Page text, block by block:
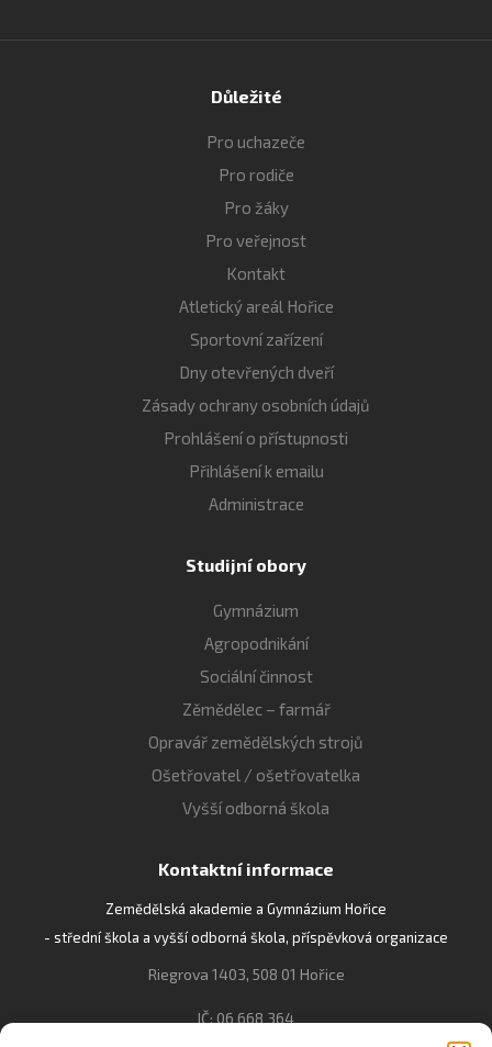
Důležité
Pro uchazeče
Pro rodiče
Pro žáky
Pro veřejnost
Kontakt
Atletický areál Hořice
Sportovní zařízení
Dny otevřených dveří
Zásady ochrany osobních údajů
Prohlášení o přístupnosti
Přihlášení k emailu
Administrace
Studijní obory
Gymnázium
Agropodnikání
Sociální činnost
Zěmědělec – farmář
Opravář zemědělských strojů
Ošetřovatel / ošetřovatelka
Vyšší odborná škola
Kontaktní informace
Zemědělská akademie a Gymnázium Hořice
- střední škola a vyšší odborná škola, příspěvková organizace
Riegrova 1403, 508 01 Hořice
IČ: 06 668 364